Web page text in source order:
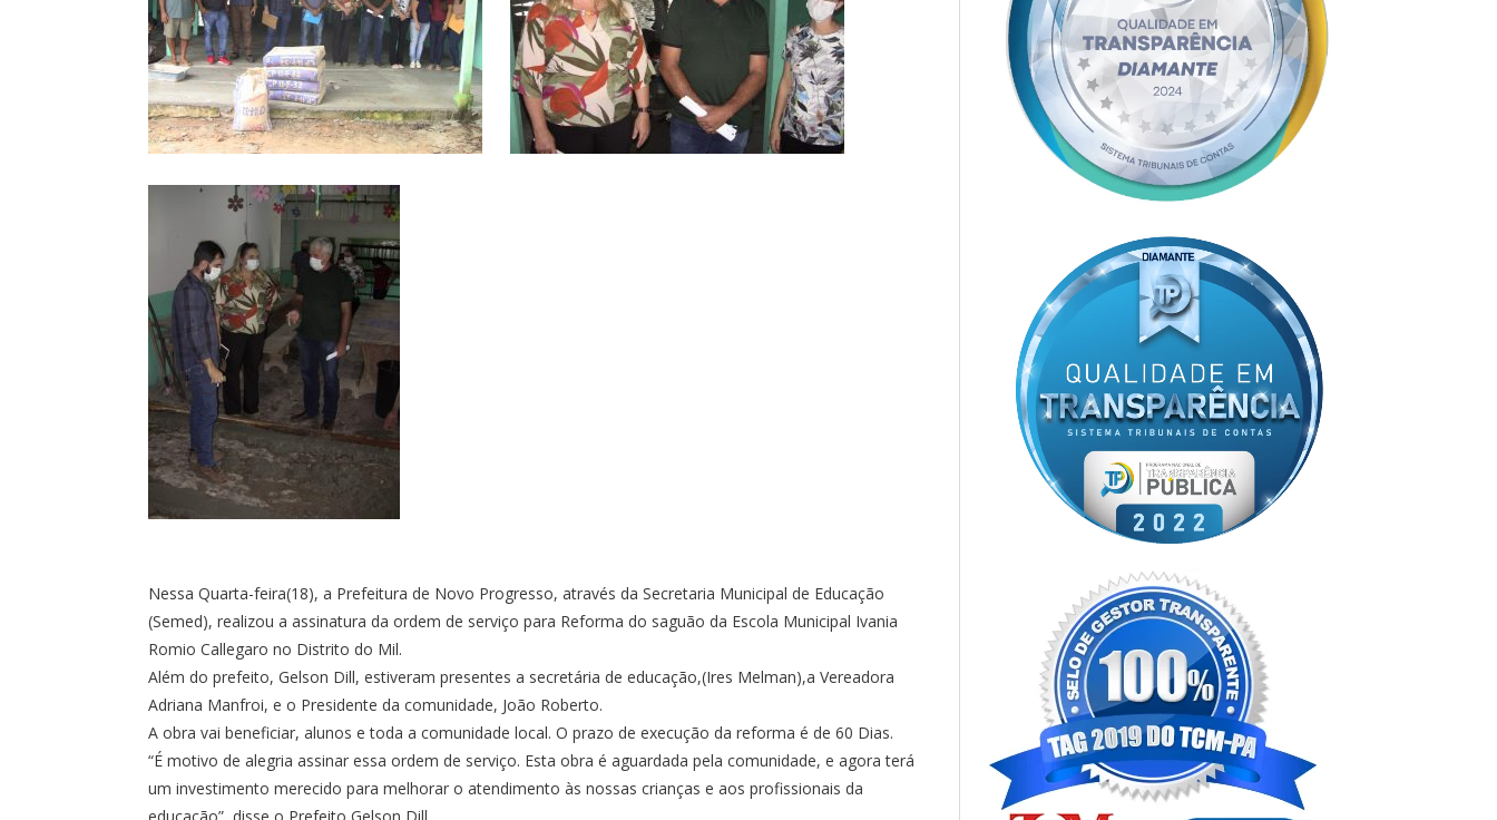
Nessa Quarta-feira(18), a Prefeitura de Novo Progresso, através da Secretaria Municipal de Educação
(Semed), realizou a assinatura da ordem de serviço para Reforma do saguão da Escola Municipal Ivania
Romio Callegaro no Distrito do Mil.
Além do prefeito, Gelson Dill, estiveram presentes a secretária de educação,(Ires Melman),a Vereadora
Adriana Manfroi, e o Presidente da comunidade, João Roberto.
A obra vai beneficiar, alunos e toda a comunidade local. O prazo de execução da reforma é de 60 Dias.
“É motivo de alegria assinar essa ordem de serviço. Esta obra é aguardada pela comunidade, e agora terá
um investimento merecido para melhorar o atendimento às nossas crianças e aos profissionais da